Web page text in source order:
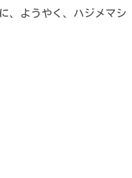
、ようやく、ハジメマシ